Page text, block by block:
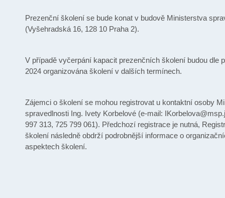
Prezenční školení se bude konat v budově Ministerstva
(Vyšehradská 16, 128 10 Praha 2).
V případě vyčerpání kapacit prezenčních školení budou dle
2024 organizována školení v dalších termínech.
Zájemci o školení se mohou registrovat u kontaktní osoby
spravedlnosti Ing. Ivety Korbelové (e-mail:
997 313, 725 799 061). Předchozí registrace je nutná,
školení následně obdrží podrobnější informace o
aspektech školení.